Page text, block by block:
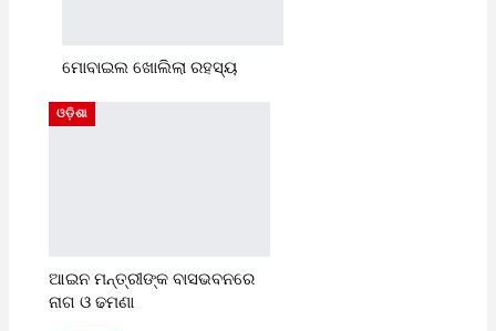
ମୋବାଇଲ ଖୋଲିଲା ରହସ୍ୟ
ଓଡ଼ିଶା
ଆଇନ ମନ୍ତ୍ରୀଙ୍କ ବାସଭବନରେ
ନାଗ ଓ ଢମଣା